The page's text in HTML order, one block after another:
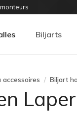
Biljarts
accessoires Biljart